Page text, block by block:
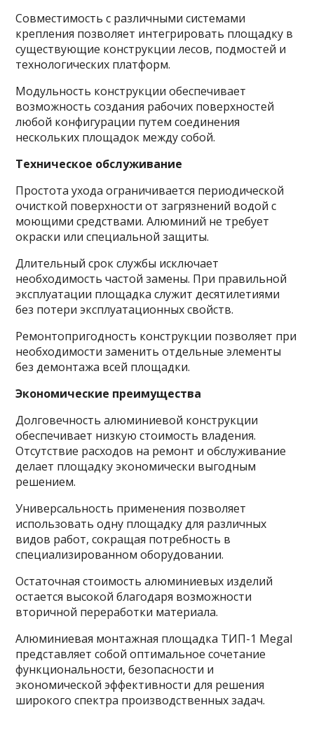
Совместимость с различными системами
крепления позволяет интегрировать площадку в
существующие конструкции лесов, подмостей и
технологических платформ.
Модульность конструкции обеспечивает
возможность создания рабочих поверхностей
любой конфигурации путем соединения
нескольких площадок между собой.
Техническое обслуживание
Простота ухода ограничивается периодической
очисткой поверхности от загрязнений водой с
моющими средствами. Алюминий не требует
окраски или специальной защиты.
Длительный срок службы исключает
необходимость частой замены. При правильной
эксплуатации площадка служит десятилетиями
без потери эксплуатационных свойств.
Ремонтопригодность конструкции позволяет при
необходимости заменить отдельные элементы
без демонтажа всей площадки.
Экономические преимущества
Долговечность алюминиевой конструкции
обеспечивает низкую стоимость владения.
Отсутствие расходов на ремонт и обслуживание
делает площадку экономически выгодным
решением.
Универсальность применения позволяет
использовать одну площадку для различных
видов работ, сокращая потребность в
специализированном оборудовании.
Остаточная стоимость алюминиевых изделий
остается высокой благодаря возможности
вторичной переработки материала.
Алюминиевая монтажная площадка ТИП-1 Megal
представляет собой оптимальное сочетание
функциональности, безопасности и
экономической эффективности для решения
широкого спектра производственных задач.